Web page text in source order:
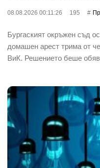
08.08.2026 00:11:26 195
Бургаският окръжен съд
домашен арест трима от
ВиК. Решението беше